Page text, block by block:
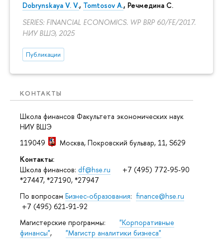
Dobrynskaya V. V., Tomtosov A., Речмедина С.
SERIES: FINANCIAL ECONOMICS. WP BRP 60/FE/2017.
НИУ ВШЭ, 2025
Публикации
КОНТАКТЫ
Школа финансов Факультета экономических наук
НИУ ВШЭ
119049
Москва, Покровский бульвар, 11, S629
Контакты:
Школа финансов: df@hse.ru +7 (495) 772-95-90
*27447, *27190, *27947
По вопросам Бизнес-образования: finance@hse.ru
+7 (495) 621-91-92
Магистерские программы: "Корпоративные
финансы", "Магистр аналитики бизнеса"